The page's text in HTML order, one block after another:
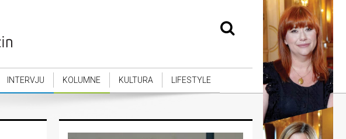
INTERVJU KOLUMNE KULTURA LIFESTYLE